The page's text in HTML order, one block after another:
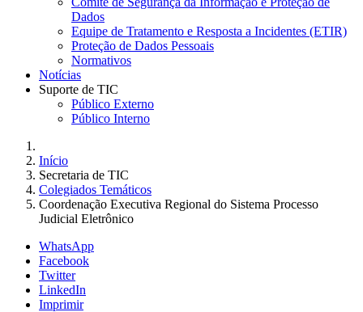
Dados
Equipe de Tratamento e Resposta a Incidentes (ETIR)
Proteção de Dados Pessoais
Normativos
Notícias
Suporte de TIC
Público Externo
Público Interno
Início
Secretaria de TIC
Colegiados Temáticos
Coordenação Executiva Regional do Sistema Processo
Judicial Eletrônico
WhatsApp
Facebook
Twitter
LinkedIn
Imprimir